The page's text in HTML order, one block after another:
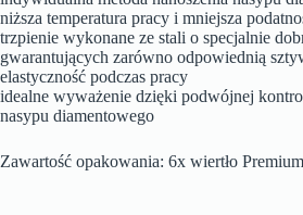
niższa temperatura pracy i mniejsza
trzpienie wykonane ze stali o specjalnie
gwarantujących zarówno odpowiednią
elastyczność podczas pracy
idealne wyważenie dzięki podwójnej
nasypu diamentowego
Zawartość opakowania: 6x wiertło Premium